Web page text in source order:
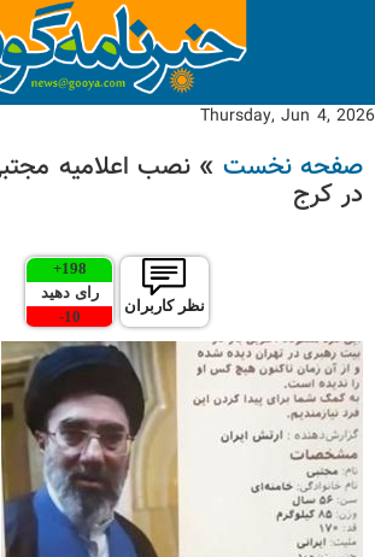
Thursday, Jun 4, 2026
صفحه نخست » نصب اعلامیه
در کرج
نظر کاربران
198
+
رای دهید
10
-